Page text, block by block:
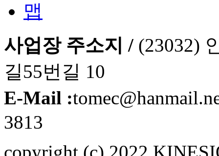
사업장 주소지 / (23032)
길55번길 10
E-Mail :
3813
copyright (c) 2022